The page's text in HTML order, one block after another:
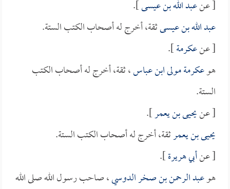
[ عنعبد الله بن عيسى].
عبد الله بن عيسىثقة، أخرج له أصحاب الكتب الستة.
[ عنعكرمة].
هوعكرمة مولى ابن عباس، ثقة، أخرج له أصحاب الكتب
الستة.
[ عنيحيى بن يعمر].
يحيى بن يعمرثقة، أخرج له أصحاب الكتب الستة.
[ عنأبي هريرة].
هوعبد الرحمن بن صخر الدوسي، صاحب رسول الله صلى الله